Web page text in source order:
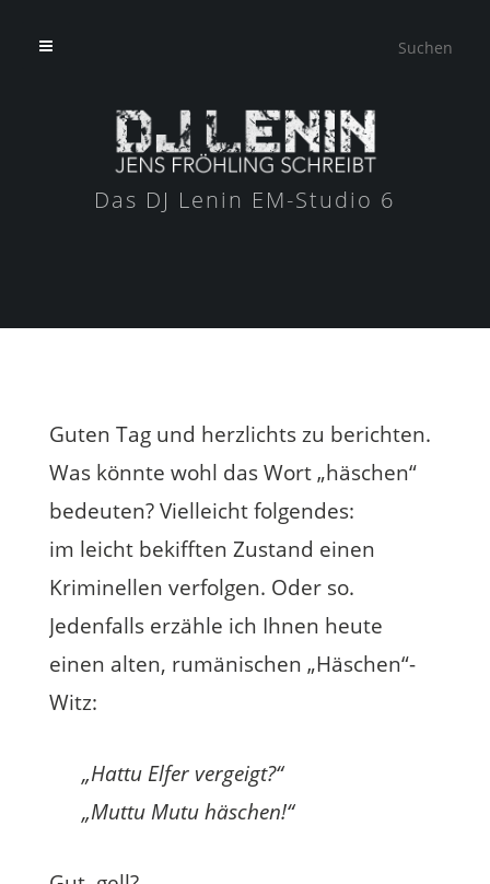
Das DJ Lenin EM-Studio 6
Guten Tag und herzlichts zu berichten.
Was könnte wohl das Wort „häschen“
bedeuten? Vielleicht folgendes:
im leicht bekifften Zustand einen
Kriminellen verfolgen. Oder so.
Jedenfalls erzähle ich Ihnen heute
einen alten, rumänischen „Häschen“-
Witz:
„Hattu Elfer vergeigt?“
„Muttu Mutu häschen!“